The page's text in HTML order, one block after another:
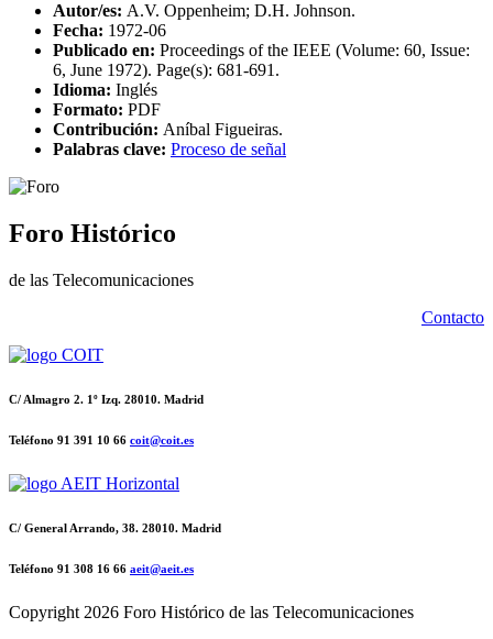
Autor/es: A.V. Oppenheim; D.H. Johnson.
Fecha: 1972-06
Publicado en: Proceedings of the IEEE (Volume: 60, Issue:
6, June 1972). Page(s): 681-691.
Idioma: Inglés
Formato: PDF
Contribución: Aníbal Figueiras.
Palabras clave: Proceso de señal
Foro Histórico
de las Telecomunicaciones
Contacto
C/ Almagro 2. 1º Izq. 28010. Madrid
Teléfono 91 391 10 66 coit@coit.es
C/ General Arrando, 38. 28010. Madrid
Teléfono 91 308 16 66 aeit@aeit.es
Copyright 2026 Foro Histórico de las Telecomunicaciones